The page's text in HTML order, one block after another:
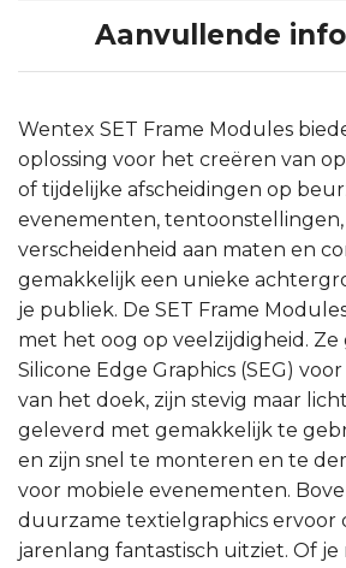
Aanvullende
Wentex SET Frame Modules
oplossing voor het creëren van
of tijdelijke afscheidingen op
evenementen, tentoonstellingen,
verscheidenheid aan maten en
gemakkelijk een unieke
je publiek. De SET Frame
met het oog op veelzijdigheid.
Silicone Edge Graphics (SEG)
van het doek, zijn stevig maar
geleverd met gemakkelijk te
en zijn snel te monteren en te
voor mobiele evenementen.
duurzame textielgraphics ervoor
jarenlang fantastisch uitziet. Of